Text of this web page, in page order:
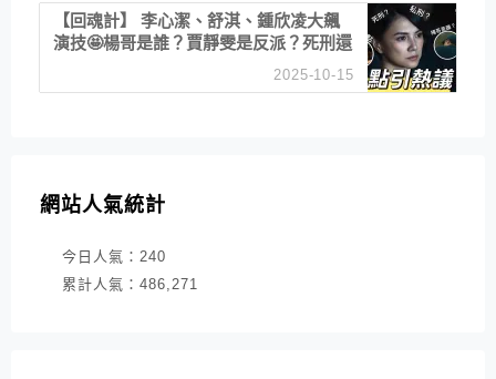
【回魂計】 李心潔、舒淇、鍾欣凌大飆
演技🤩楊哥是誰？賈靜雯是反派？死刑還
2025-10-15
網站人氣統計
今日人氣： 240
累計人氣： 486,271